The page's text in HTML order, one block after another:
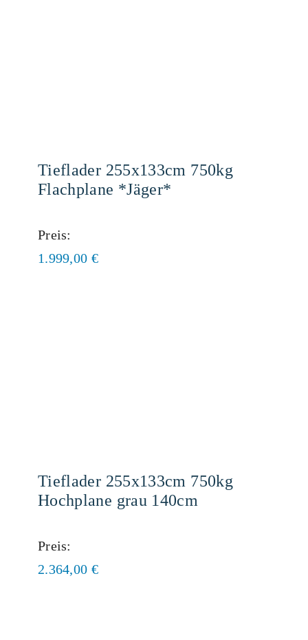
Tieflader 255x133cm 750kg
Flachplane *Jäger*
Preis:
1.999,00 €
Tieflader 255x133cm 750kg
Hochplane grau 140cm
Preis:
2.364,00 €